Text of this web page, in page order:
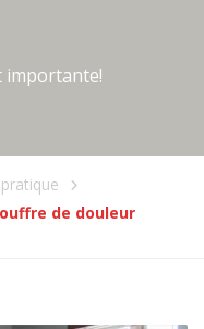
importante!
de douleur